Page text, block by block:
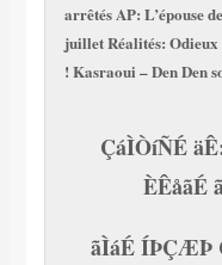
arrêtésAP: L’épouse
juilletRéalités:
Kasraoui – Den Den
ÇáÌÒíÑÉ
ãÌáÉ ÍÞÇÆÞ